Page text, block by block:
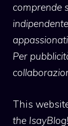
comprende
Per
This
the